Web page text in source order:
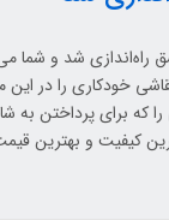
شد و شما
خودکاری را در این
را که برای پرداختن
کیفیت و بهترین